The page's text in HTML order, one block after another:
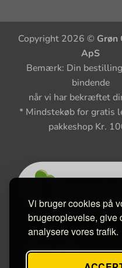
Vi bruger cookies på
brugeroplevelse, give
analysere vores trafik.
Copyright 2026 © Grøn
ApS
Bemærk: Din
bindende
når vi har bekræftet
* Mindstekøb for gratis
pakkeshop Kr.